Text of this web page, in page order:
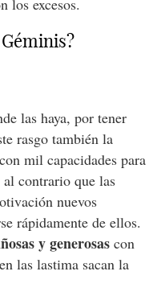
los excesos.
las haya, por tener
rasgo también la
mil capacidades para
contrario que las
nuevos
rápidamente de ellos.
y generosascon
las lastima sacan la